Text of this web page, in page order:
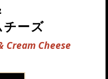
チーズ
Cream Cheese